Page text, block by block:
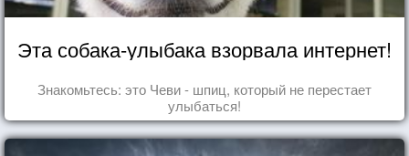
Эта собака-улыбака взорвала интернет!
Знакомьтесь: это Чеви - шпиц, который не перестает
улыбаться!